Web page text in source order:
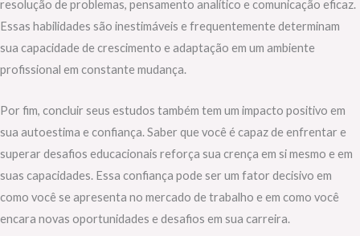
resolução de problemas, pensamento analítico e comunicação eficaz.
Essas habilidades são inestimáveis e frequentemente determinam
sua capacidade de crescimento e adaptação em um ambiente
profissional em constante mudança.
Por fim, concluir seus estudos também tem um impacto positivo em
sua autoestima e confiança. Saber que você é capaz de enfrentar e
superar desafios educacionais reforça sua crença em si mesmo e em
suas capacidades. Essa confiança pode ser um fator decisivo em
como você se apresenta no mercado de trabalho e em como você
encara novas oportunidades e desafios em sua carreira.